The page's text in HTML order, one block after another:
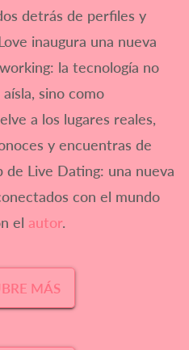
detrás de perfiles y
inaugura una nueva
la tecnología no
sino como
a los lugares reales,
y encuentras de
de Live Dating: una nueva
con el mundo
el autor.
MÁS